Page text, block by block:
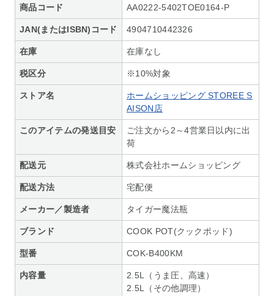
商品コード AA0222-5402TOE0164-P
JAN(またはISBN)コード 4904710442326
在庫 在庫なし
税区分 ※10%対象
ストア名
ホームショッピング STOREE S
AISON店
このアイテムの発送目安
ご注文から2～4営業日以内に出
荷
配送元 株式会社ホームショッピング
配送方法 宅配便
メーカー／製造者 タイガー魔法瓶
ブランド COOK POT(クックポッド)
型番 COK-B400KM
内容量
2.5L（うま圧、高速）
2.5L（その他調理）